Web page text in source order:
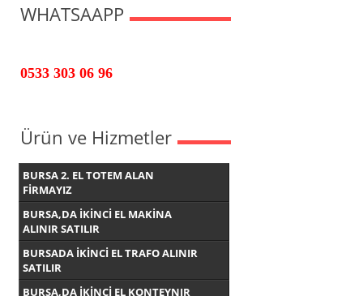
WHATSAAPP
0533 303 06 96
Ürün ve Hizmetler
BURSA 2. EL TOTEM ALAN
FİRMAYIZ
BURSA,DA İKİNCİ EL MAKİNA
ALINIR SATILIR
BURSADA İKİNCİ EL TRAFO ALINIR
SATILIR
BURSA,DA İKİNCİ EL KONTEYNIR